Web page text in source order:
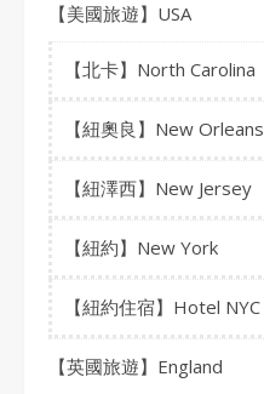
【美國旅遊】USA
【北卡】North Carolina
【紐奧良】New Orleans
【紐澤西】New Jersey
【紐約】New York
【紐約住宿】Hotel NYC
【英國旅遊】England